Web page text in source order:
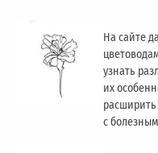
На сайте
узнать
их
с